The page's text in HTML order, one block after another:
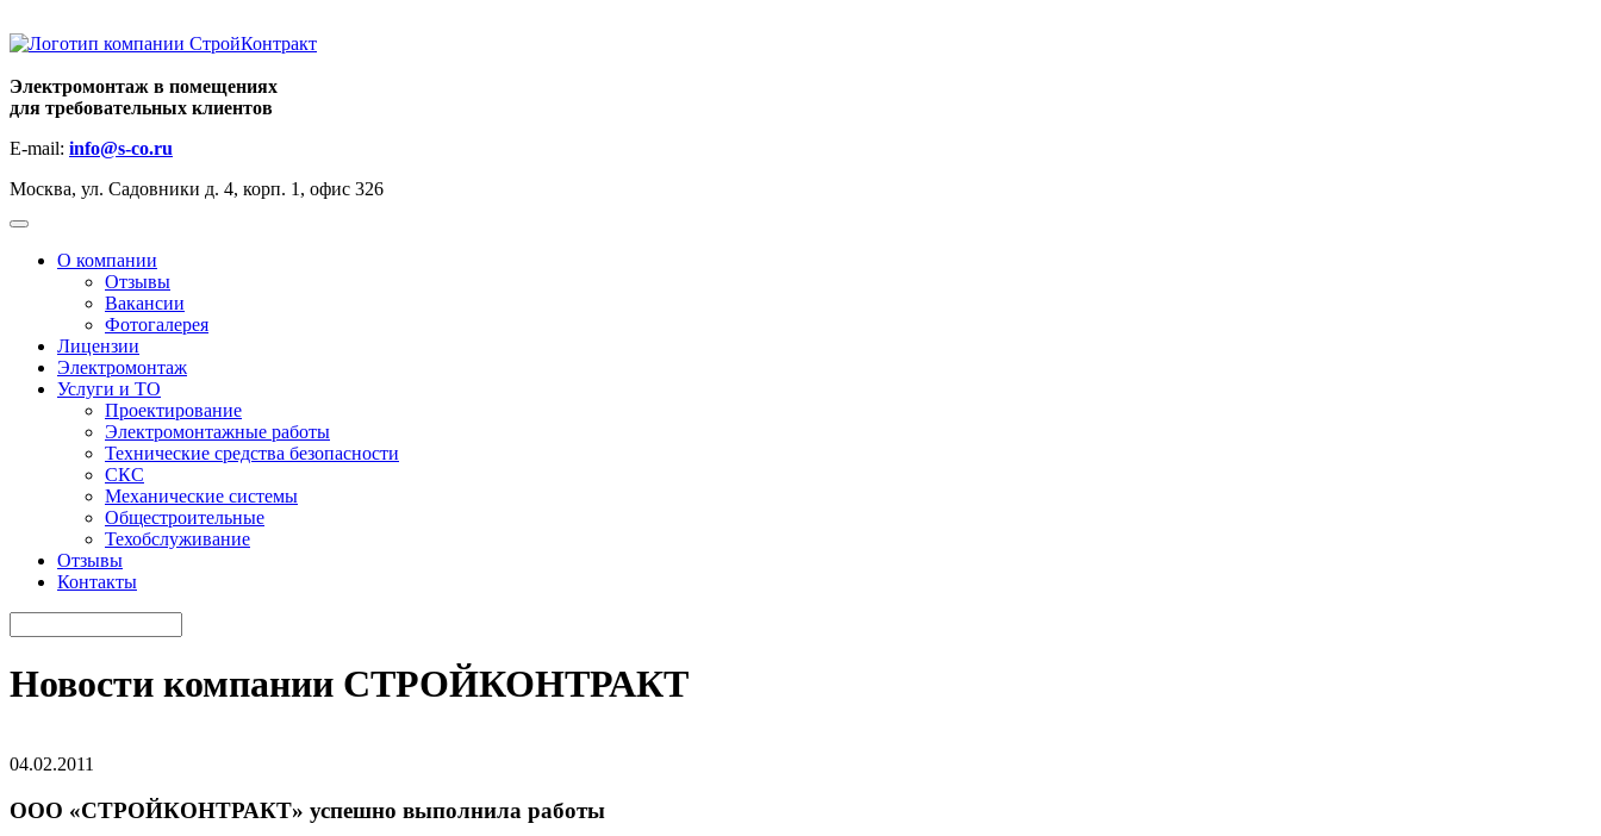
Электромонтаж в помещениях
для требовательных клиентов
E-mail: info@s-co.ru
Москва, ул. Садовники д. 4, корп. 1, офис 326
О компании
Отзывы
Вакансии
Фотогалерея
Лицензии
Электромонтаж
Услуги и ТО
Проектирование
Электромонтажные работы
Технические средства безопасности
СКС
Механические системы
Общестроительные
Техобслуживание
Отзывы
Контакты
Новости компании СТРОЙКОНТРАКТ
04.02.2011
ООО «СТРОЙКОНТРАКТ» успешно выполнила работы